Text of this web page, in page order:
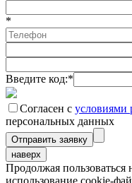
*
Введите код:*
Согласен с условиями
персональных данных
наверх
Продолжая
использование cookie-